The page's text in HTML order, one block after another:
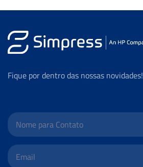
Fique por dentro das nossas novidades!